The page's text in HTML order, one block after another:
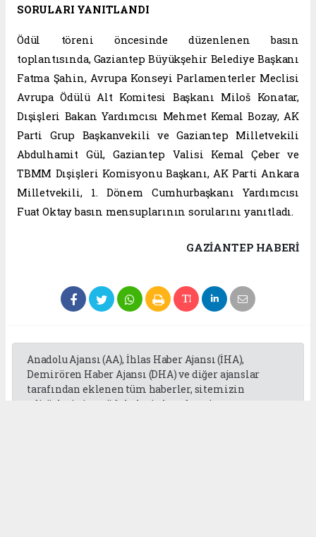
SORULARI YANITLANDI
Ödül töreni öncesinde düzenlenen basın
toplantısında, Gaziantep Büyükşehir Belediye Başkanı
Fatma Şahin, Avrupa Konseyi Parlamenterler Meclisi
Avrupa Ödülü Alt Komitesi Başkanı Miloš Konatar,
Dışişleri Bakan Yardımcısı Mehmet Kemal Bozay, AK
Parti Grup Başkanvekili ve Gaziantep Milletvekili
Abdulhamit Gül, Gaziantep Valisi Kemal Çeber ve
TBMM Dışişleri Komisyonu Başkanı, AK Parti Ankara
Milletvekili, 1. Dönem Cumhurbaşkanı Yardımcısı
Fuat Oktay basın mensuplarının sorularını yanıtladı.
GAZIANTEP HABERİ
Anadolu Ajansı (AA), İhlas Haber Ajansı (İHA),
Demirören Haber Ajansı (DHA) ve diğer ajanslar
tarafından eklenen tüm haberler, sitemizin
editörlerinin müdahalesi olmadan ajans